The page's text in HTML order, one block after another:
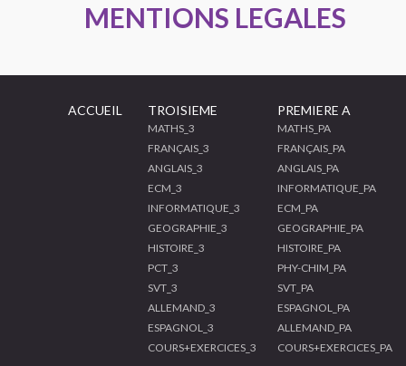
MENTIONS LEGALES
ACCUEIL TROISIEME
MATHS_3
FRANÇAIS_3
ANGLAIS_3
ECM_3
INFORMATIQUE_3
GEOGRAPHIE_3
HISTOIRE_3
PCT_3
SVT_3
ALLEMAND_3
ESPAGNOL_3
COURS+EXERCICES_3
PREMIERE A
MATHS_PA
FRANÇAIS_PA
ANGLAIS_PA
INFORMATIQUE_PA
ECM_PA
GEOGRAPHIE_PA
HISTOIRE_PA
PHY-CHIM_PA
SVT_PA
ESPAGNOL_PA
ALLEMAND_PA
COURS+EXERCICES_PA